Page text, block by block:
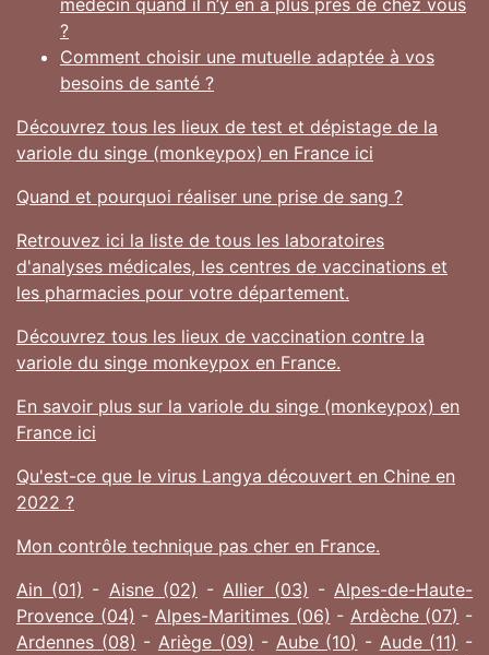
?
Comment choisir une mutuelle adaptée à vos
besoins de santé ?
Découvrez tous les lieux de test et dépistage de la
variole du singe (monkeypox) en France ici
Quand et pourquoi réaliser une prise de sang ?
Retrouvez ici la liste de tous les laboratoires
d'analyses médicales, les centres de vaccinations et
les pharmacies pour votre département.
Découvrez tous les lieux de vaccination contre la
variole du singe monkeypox en France.
En savoir plus sur la variole du singe (monkeypox) en
France ici
Qu'est-ce que le virus Langya découvert en Chine en
2022 ?
Mon contrôle technique pas cher en France.
Ain (01) - Aisne (02) - Allier (03) - Alpes-de-Haute-
Provence (04) - Alpes-Maritimes (06) - Ardèche (07) -
Ardennes (08) - Ariège (09) - Aube (10) - Aude (11) -